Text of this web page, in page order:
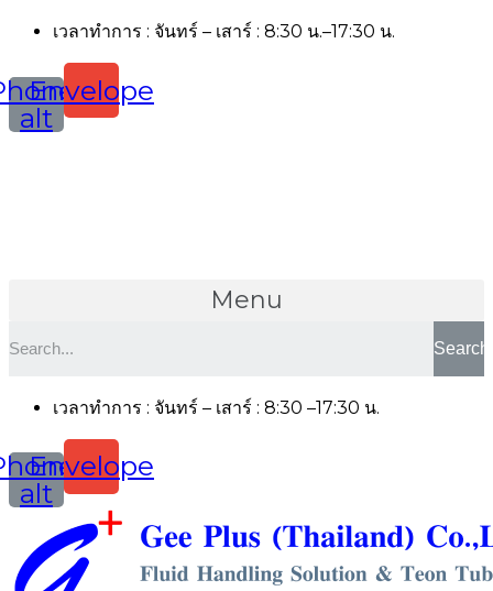
เวลาทำการ : จันทร์ – เสาร์ : 8:30 น.–17:30 น.
alt
Envelope
Menu
Search
เวลาทำการ : จันทร์ – เสาร์ : 8:30 –17:30 น.
alt
Envelope